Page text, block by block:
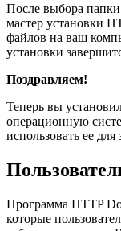
После выбора
мастер установки
файлов на ваш
установки
Поздравляем!
Теперь вы
операционную
использовать ее
Программа HTTP
которые